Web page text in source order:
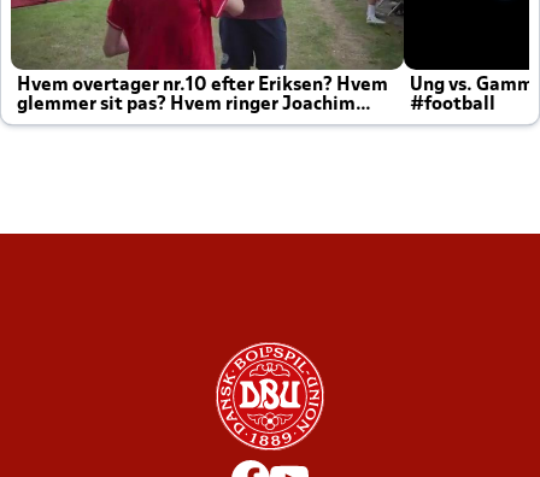
Hvem overtager nr.10 efter Eriksen? Hvem
glemmer sit pas? Hvem ringer Joachim
altid til efter kampe?
Ung vs.
#football